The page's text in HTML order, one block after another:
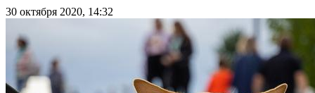
30 октября 2020, 14:32